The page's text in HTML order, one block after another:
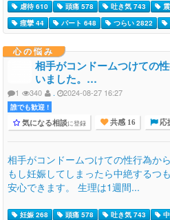
虐待 610
頭痛 578 吐き気 743
痙攣 44
パート 648 つらい 2822
心の悩み
相手がコンドームつけての
いました。…
1 340 . 2024-08-27 16:27
誰でも歓迎 !
気になる相談に登録 共感 16 応
相手がコンドームつけての性行為か
もし妊娠してしまったら中絶するつ
安心できます。 生理は1週間...
妊娠 268 頭痛 578 吐き気 743